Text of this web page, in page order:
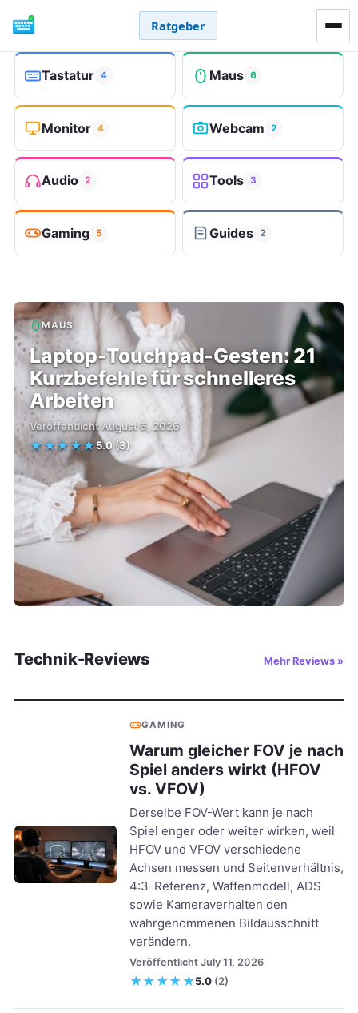
Ratgeber
Tastatur 4 Maus 6
Monitor 4 Webcam 2
Audio 2 Tools 3
Gaming 5 Guides 2
KeyboardTester Blog - Guides,
MAUS
Laptop-Touchpad-Gesten: 21
Kurzbefehle für schnelleres
Arbeiten
Veröffentlicht August 6, 2026
★★★★★5.0(3)
Technik-Reviews Mehr Reviews »
GAMING
Warum gleicher FOV je nach
Spiel anders wirkt (HFOV
vs. VFOV)
Derselbe FOV-Wert kann je nach
Spiel enger oder weiter wirken, weil
HFOV und VFOV verschiedene
Achsen messen und Seitenverhältnis,
4:3-Referenz, Waffenmodell, ADS
sowie Kameraverhalten den
wahrgenommenen Bildausschnitt
verändern.
Veröffentlicht July 11, 2026
★★★★★5.0 (2)